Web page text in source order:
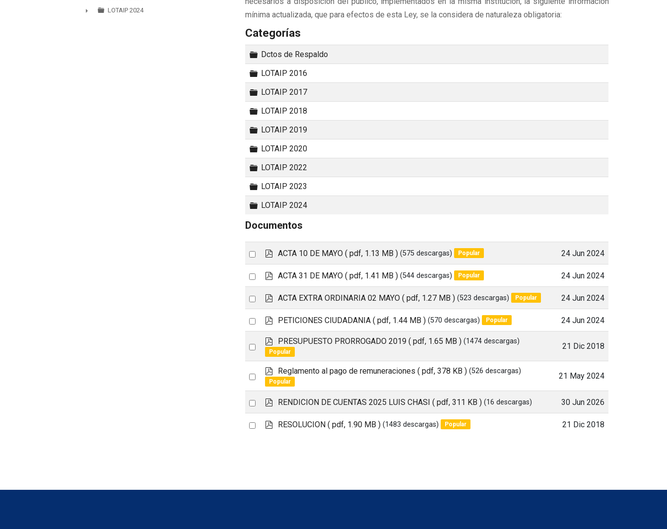
► LOTAIP 2024
mínima actualizada, que para efectos de esta Ley, se la considera de naturaleza obligatoria:
Categorías
Carpeta
Dctos de Respaldo
Carpeta
LOTAIP 2016
Carpeta
LOTAIP 2017
Carpeta
LOTAIP 2018
Carpeta
LOTAIP 2019
Carpeta
LOTAIP 2020
Carpeta
LOTAIP 2022
Carpeta
LOTAIP 2023
Carpeta
LOTAIP 2024
Documentos
Select
an
item
pACTA 10 DE MAYO ( pdf, 1.13 MB ) (575 descargas) Popular 24 Jun 2024
Select
an
item
p
d
ACTA 31 DE MAYO ( pdf, 1.41 MB ) (544 descargas) Popular 24 Jun 2024
Select
an
item
pACTA EXTRA ORDINARIA 02 MAYO ( pdf, 1.27 MB ) (523 descargas) Popular 24 Jun 2024
Select
an
item
p
d
PETICIONES CIUDADANIA ( pdf, 1.44 MB ) (570 descargas) Popular 24 Jun 2024
Select
an
item
p
d
f
PRESUPUESTO PRORROGADO 2019 ( pdf, 1.65 MB ) (1474 descargas)
Popular
21 Dic 2018
Select
an
item
p
d
f
Reglamento al pago de remuneraciones ( pdf, 378 KB ) (526 descargas)
Popular
21 May 2024
Select
an
item
pRENDICION DE CUENTAS 2025 LUIS CHASI ( pdf, 311 KB ) (16 descargas) 30 Jun 2026
Select
pRESOLUCION ( pdf, 1.90 MB ) (1483 descargas) Popular 21 Dic 2018